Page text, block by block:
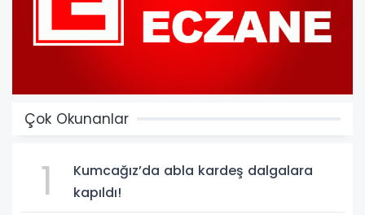
Çok Okunanlar
1
Kumcağız’da abla kardeş dalgalara
kapıldı!